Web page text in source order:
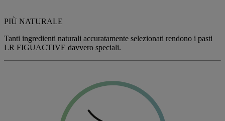
PIÙ NATURALE
Tanti ingredienti naturali accuratamente selezionati rendono i pasti
LR FIGUACTIVE davvero speciali.